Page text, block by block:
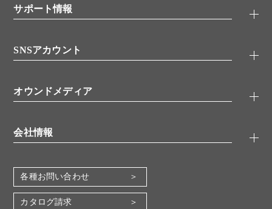
シグナル伝達
糖類／レクチン
分子生物
バイオメディカル(環境・食品)
機器・消耗品
代理店
サポート情報
アプリケーションノート
書類ダウンロード
SNSアカウント
YouTube
オウンドメディア
会社情報
会社概要
地図・アクセス（本社）
各種お問い合わせ
カタログ請求